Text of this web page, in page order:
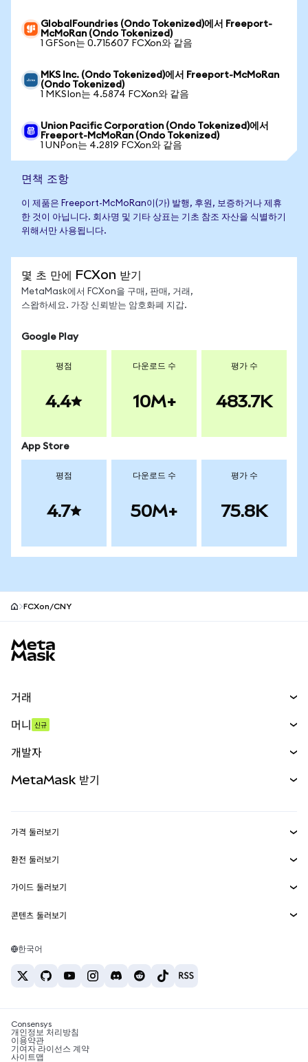
GlobalFoundries (Ondo Tokenized)에서 Freeport-
McMoRan (Ondo Tokenized)
1 GFSon는 0.715607 FCXon와 같음
MKS Inc. (Ondo Tokenized)에서 Freeport-McMoRan
(Ondo Tokenized)
1 MKSIon는 4.5874 FCXon와 같음
Union Pacific Corporation (Ondo Tokenized)에서
Freeport-McMoRan (Ondo Tokenized)
1 UNPon는 4.2819 FCXon와 같음
면책 조항
이 제품은 Freeport-McMoRan이(가) 발행, 후원, 보증하거나 제휴
한 것이 아닙니다. 회사명 및 기타 상표는 기초 참조 자산을 식별하기
위해서만 사용됩니다.
몇 초 만에 FCXon 받기
MetaMask에서 FCXon을 구매, 판매, 거래,
스왑하세요. 가장 신뢰받는 암호화폐 지갑.
Google Play
평점
4.4
다운로드 수
10M+
평가 수
483.7K
App Store
평점
4.7
다운로드 수
50M+
평가 수
75.8K
FCXon/CNY
거래
무기한 선물
실물자산
머니 신규
개발자
MetaMask Connect
Snaps
웹3 서비스
MetaMask 받기
보안
고객 지원
채용
가격 둘러보기
이더리움 가격
솔라나 가격
테더 가격
환전 둘러보기
ETH를 USD로 환전
USDT를 INR로 환전
BTC를 INR로 환전
ETH를 USDT로 환전
가이드 둘러보기
ETH 매수
USDT 매수
SHIB 매수
BNB 매수
콘텐츠 둘러보기
솔라나 지갑
암호화폐 세금 뉴스
암호화폐 매수 방법
한국어
Consensys
개인정보 처리방침
이용약관
기여자 라이선스 계약
사이트맵